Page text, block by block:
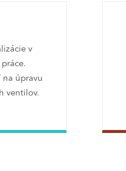
v
na úpravu
ventilov.